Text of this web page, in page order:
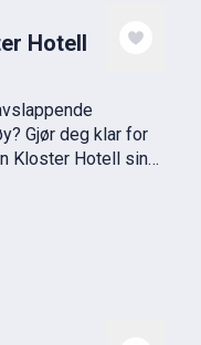
Hotell
Gjør deg klar for
Kloster Hotell sin